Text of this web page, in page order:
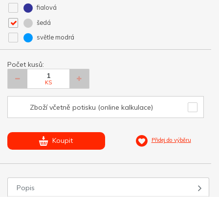
fialová
šedá
světle modrá
Počet kusů:
KS
Zboží včetně potisku (online kalkulace)
Koupit Přidej do výběru
Popis